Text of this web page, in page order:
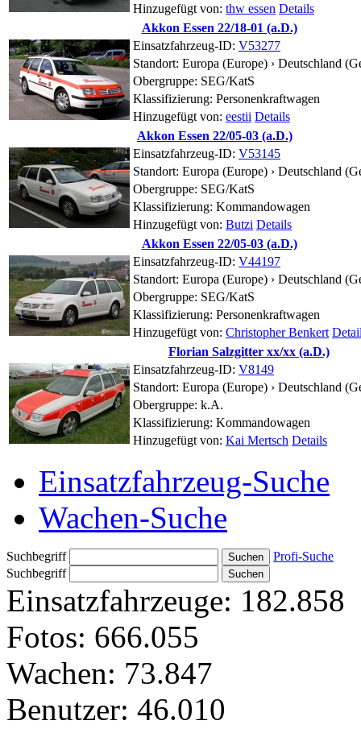
Hinzugefügt von: thw essen Details
Akkon Essen 22/18-01 (a.D.)
Einsatzfahrzeug-ID: V53277
Standort: Europa (Europe) › Deutschland
Obergruppe: SEG/KatS
Klassifizierung: Personenkraftwagen
Hinzugefügt von: eestii Details
Akkon Essen 22/05-03 (a.D.)
Einsatzfahrzeug-ID: V53145
Standort: Europa (Europe) › Deutschland
Obergruppe: SEG/KatS
Klassifizierung: Kommandowagen
Hinzugefügt von: Butzi Details
Akkon Essen 22/05-03 (a.D.)
Einsatzfahrzeug-ID: V44197
Standort: Europa (Europe) › Deutschland
Obergruppe: SEG/KatS
Klassifizierung: Personenkraftwagen
Hinzugefügt von: Christopher Benkert
Florian Salzgitter xx/xx (a.D.)
Einsatzfahrzeug-ID: V8149
Standort: Europa (Europe) › Deutschland
Obergruppe: k.A.
Klassifizierung: Kommandowagen
Hinzugefügt von: Kai Mertsch Details
Einsatzfahrzeug-Suche
Wachen-Suche
Suchbegriff
Profi-Suche
Suchbegriff
Einsatzfahrzeuge: 182.858
Fotos: 666.055
Wachen: 73.847
Benutzer: 46.010